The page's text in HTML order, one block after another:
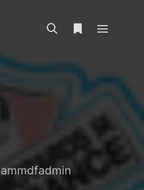
ammdfadmin